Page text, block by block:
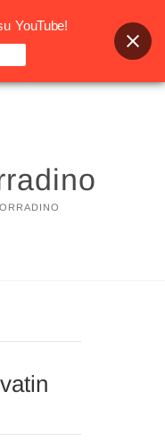
YouTube!